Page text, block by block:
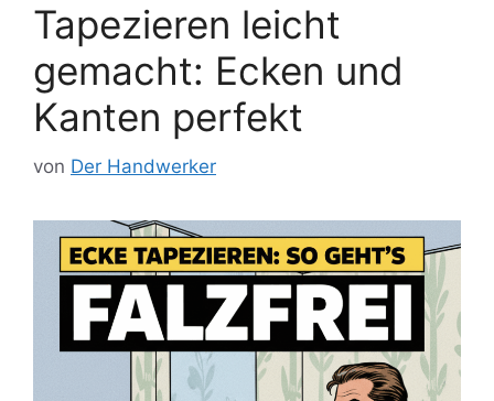
Tapezieren leicht
gemacht: Ecken und
Kanten perfekt
von Der Handwerker